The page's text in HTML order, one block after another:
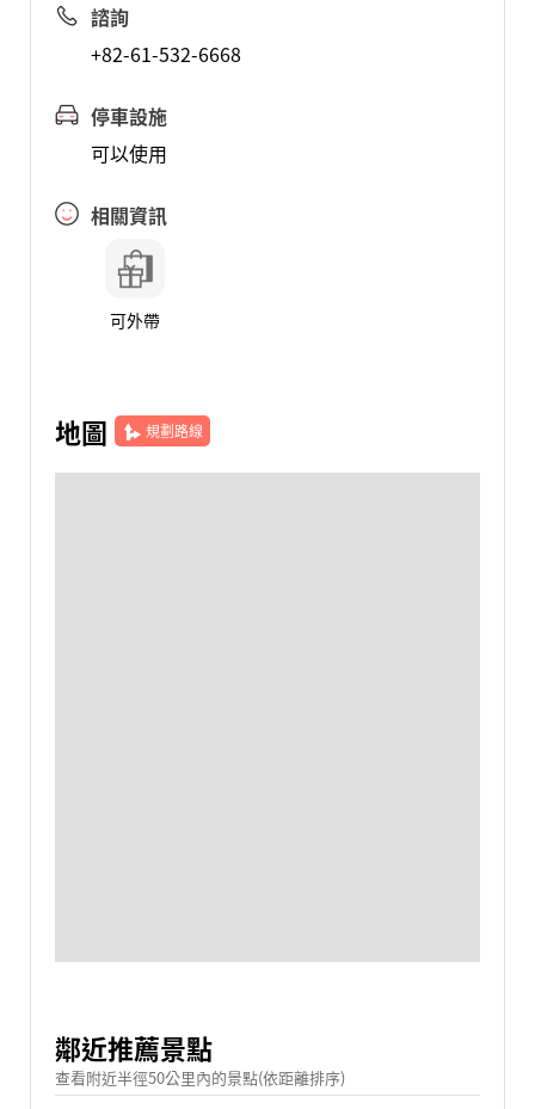
諮詢
+82-61-532-6668
停車設施
可以使用
相關資訊
可外帶
地圖 規劃路線
鄰近推薦景點
查看附近半徑50公里內的景點(依距離排序)